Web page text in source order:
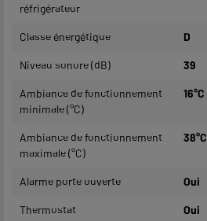
réfrigérateur
Classe énergétique D
Niveau sonore (dB) 39
Ambiance de fonctionnement
minimale (°C)
16°C
Ambiance de fonctionnement
maximale (°C)
38°C
Alarme porte ouverte Oui
Thermostat Oui